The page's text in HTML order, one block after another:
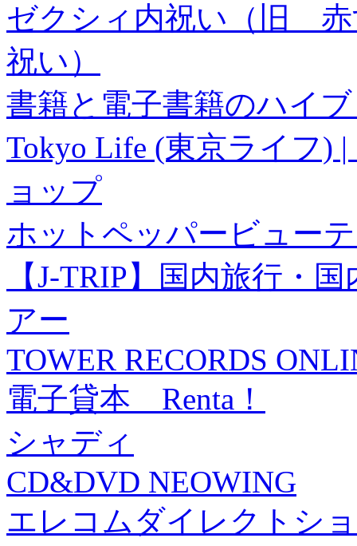
ゼクシィ内祝い（旧 赤
祝い）
書籍と電子書籍のハイ
Tokyo Life (東京ライフ)
ョップ
ホットペッパービュー
【J-TRIP】国内旅行・
アー
TOWER RECORDS
電子貸本 Renta！
シャディ
CD&DVD NEOWING
エレコムダイレクトシ